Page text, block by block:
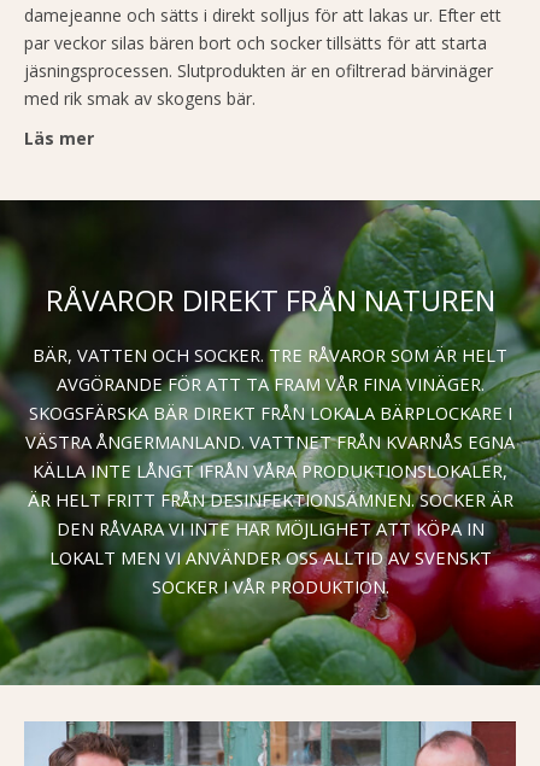
damejeanne och sätts i direkt solljus för att lakas ur. Efter ett
par veckor silas bären bort och socker tillsätts för att starta
jäsningsprocessen. Slutprodukten är en ofiltrerad bärvinäger
med rik smak av skogens bär.
Läs mer
RÅVAROR DIREKT FRÅN NATUREN
BÄR, VATTEN OCH SOCKER. TRE RÅVAROR SOM ÄR HELT
AVGÖRANDE FÖR ATT TA FRAM VÅR FINA VINÄGER.
SKOGSFÄRSKA BÄR DIREKT FRÅN LOKALA BÄRPLOCKARE I
VÄSTRA ÅNGERMANLAND. VATTNET FRÅN KVARNÅS EGNA
KÄLLA INTE LÅNGT IFRÅN VÅRA PRODUKTIONSLOKALER,
ÄR HELT FRITT FRÅN DESINFEKTIONSÄMNEN. SOCKER ÄR
DEN RÅVARA VI INTE HAR MÖJLIGHET ATT KÖPA IN
LOKALT MEN VI ANVÄNDER OSS ALLTID AV SVENSKT
SOCKER I VÅR PRODUKTION.